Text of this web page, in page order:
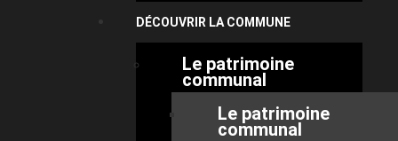
DÉCOUVRIR LA COMMUNE
Le patrimoine
communal
Le patrimoine
communal